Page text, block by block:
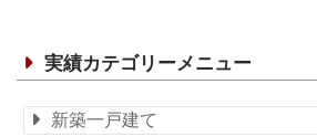
実績カテゴリーメニュー
新築一戸建て